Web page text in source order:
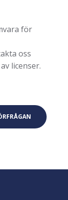
för
oss
licenser.